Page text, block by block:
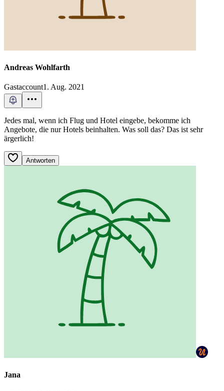
Andreas Wohlfarth
Gastaccount1. Aug. 2021
Jedes mal, wenn ich Flug und Hotel eingebe, bekomme ich
Angebote, die nur Hotels beinhalten. Was soll das? Das ist sehr
ärgerlich!
Antworten
Jana